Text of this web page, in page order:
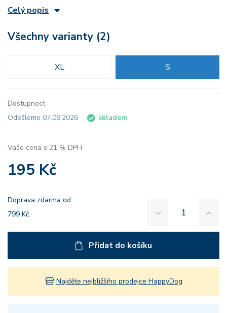
Celý popis
Všechny varianty (2)
XL S
Dostupnost
Odešleme 07.08.2026
skladem
Vaše cena s 21 % DPH
195 Kč
Doprava zdarma od
799 Kč
Přidat do košíku
Najděte nejbližšího prodejce HappyDog